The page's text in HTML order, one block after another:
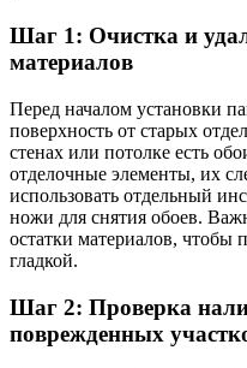
Шаг 1: Очистка и
материалов
Перед началом установки
поверхность от старых
стенах или потолке есть
отделочные элементы, их
использовать отдельный
ножи для снятия обоев.
остатки материалов, чтобы
гладкой.
Шаг 2: Проверка
поврежденных